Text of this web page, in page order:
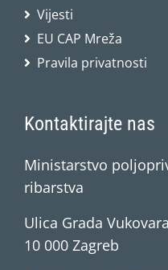
Vijesti
EU CAP Mreža
Pravila privatnosti
Kontaktirajte nas
Ministarstvo
ribarstva
Ulica Grada
10 000 Zagreb